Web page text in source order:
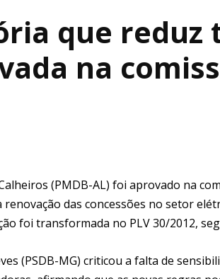
que reduz
na
(PMDB-AL) foi aprovado na
renovação das concessões no setor
foi transformada no PLV 30/2012,
(PSDB-MG) criticou a falta de